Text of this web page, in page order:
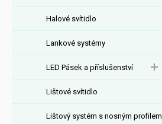
Halové svítidlo
Lankové systémy
LED Pásek a příslušenství
Lištové svítidlo
Lištový systém s nosným profilem